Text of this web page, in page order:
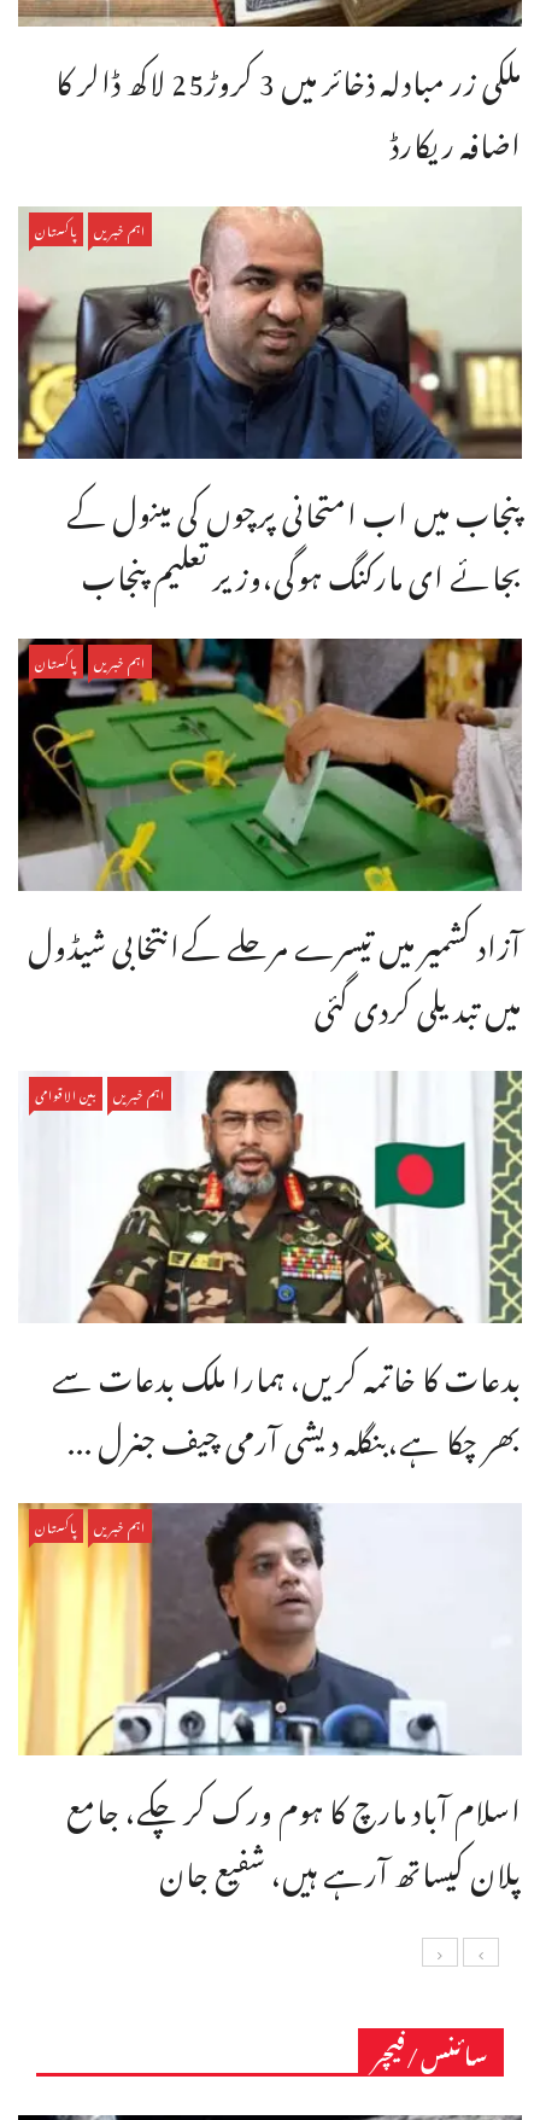
ملکی زر مبادلہ ذخائر میں 3 کروڑ25 لاکھ ڈالر کا
اضافہ ریکارڈ
اہم خبریں پاکستان
پنجاب میں اب امتحانی پرچوں کی مینول کے
بجائے ای مارکنگ ہوگی،وزیر تعلیم پنجاب
اہم خبریں پاکستان
آزاد کشمیر میں تیسرے مرحلے کےانتخابی شیڈول
میں تبدیلی کردی گئی
اہم خبریں بین الاقوامی
بدعات کا خاتمہ کریں، ہمارا ملک بدعات سے
بھر چکا ہے،بنگله دیشی آرمی چیف جنرل ...
اہم خبریں پاکستان
اسلام آباد مارچ کا ہوم ورک کر چکے، جامع
پلان کیساتھ آرہے ہیں، شفیع جان
سائنس/فیچر